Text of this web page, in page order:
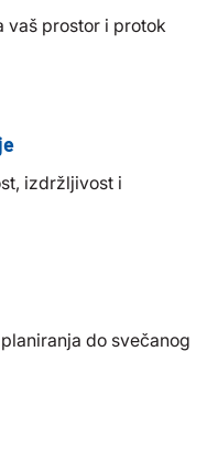
vaš prostor i protok
izdržljivost i
do svečanog